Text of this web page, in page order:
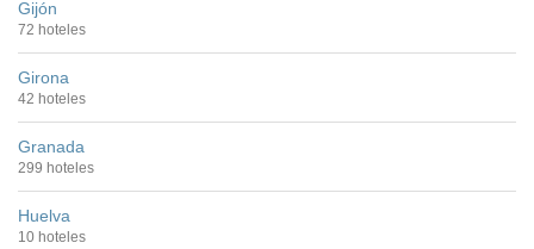
Gijón
72 hoteles
Girona
42 hoteles
Granada
299 hoteles
Huelva
10 hoteles